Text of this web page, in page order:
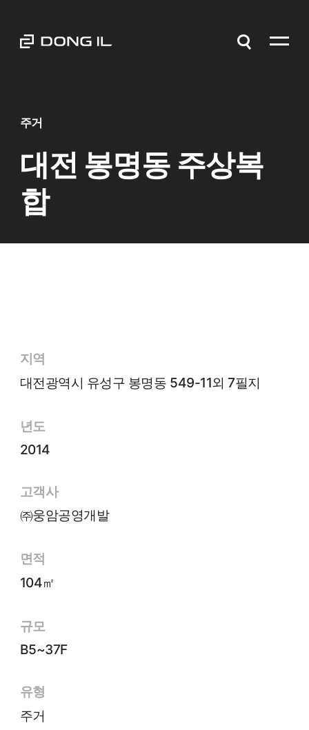
주거
대전 봉명동 주상복
합
지역
대전광역시 유성구 봉명동 549-11외 7필지
년도
2014
고객사
㈜웅암공영개발
면적
104㎡
규모
B5~37F
유형
주거